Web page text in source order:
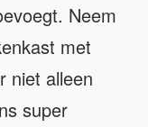
Neem
met
niet alleen
super